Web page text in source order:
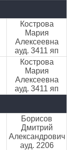
Кострова
Мария
Алексеевна
ауд. 3411 яп
Кострова
Мария
Алексеевна
ауд. 3411 яп
Борисов
Дмитрий
Александрович
ауд. 2206